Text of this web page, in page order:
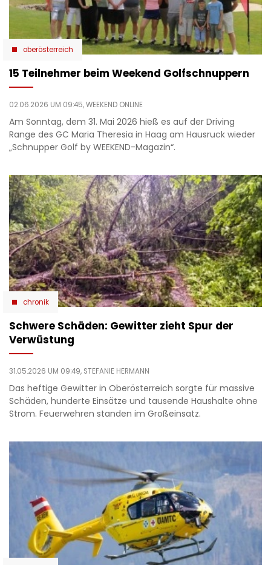
oberösterreich
15 Teilnehmer beim Weekend Golfschnuppern
02.06.2026 UM 09:45,WEEKEND ONLINE
Am Sonntag, dem 31. Mai 2026 hieß es auf der Driving
Range des GC Maria Theresia in Haag am Hausruck wieder
„Schnupper Golf by WEEKEND-Magazin“.
chronik
Schwere Schäden: Gewitter zieht Spur der
Verwüstung
31.05.2026 UM 09:49, STEFANIE HERMANN
Das heftige Gewitter in Oberösterreich sorgte für massive
Schäden, hunderte Einsätze und tausende Haushalte ohne
Strom. Feuerwehren standen im Großeinsatz.